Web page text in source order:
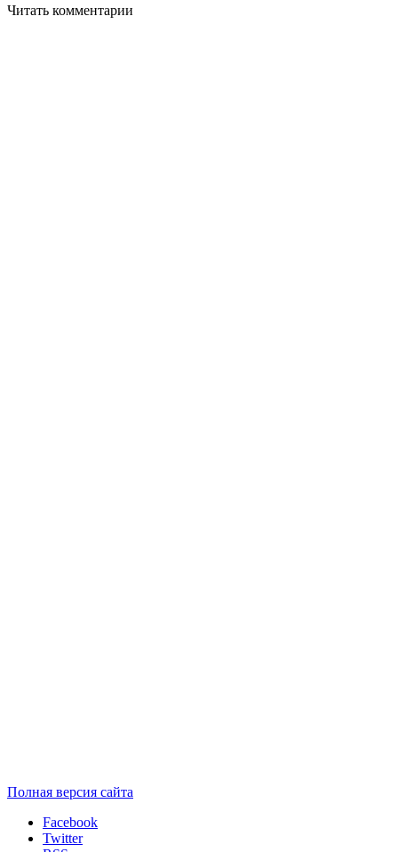
Читать комментарии
Полная версия сайта
Facebook
Twitter